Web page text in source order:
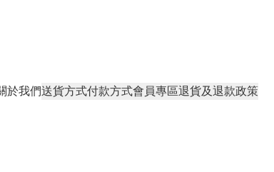
於我們送貨方式付款方式會員專區退貨及退款政策